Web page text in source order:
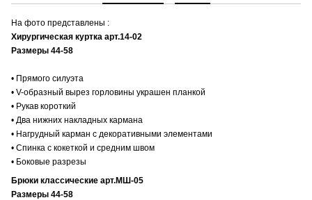
На фото представлены :
Хирургическая куртка арт.14-02
Размеры 44-58
• Прямого силуэта
• V-образный вырез горловины украшен планкой
• Рукав короткий
• Два нижних накладных кармана
• Нагрудный карман с декоративными элементами
• Спинка с кокеткой и средним швом
• Боковые разрезы
Брюки классические арт.МШ-05
Размеры 44-58